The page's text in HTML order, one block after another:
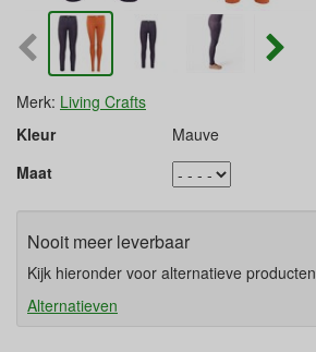
Merk: Living Crafts
Kleur
Mauve
Maat
Nooit meer leverbaar
Kijk hieronder voor alternatieve producten
Alternatieven